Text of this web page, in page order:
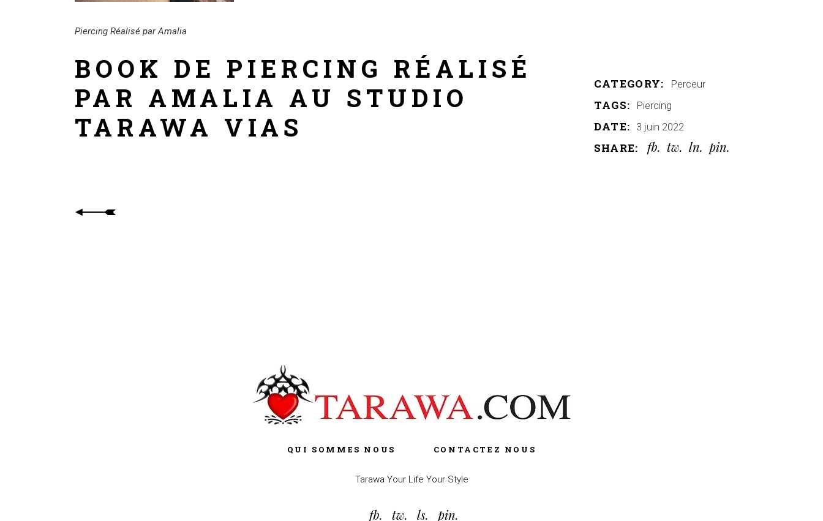
Piercing Réalisé par Amalia
BOOK DE PIERCING RÉALISÉ
PAR AMALIA AU STUDIO
TARAWA VIAS
CATEGORY: Perceur
TAGS: Piercing
DATE: 3 juin 2022
SHARE: fb tw ln pin
QUI SOMMES NOUS CONTACTEZ NOUS
Tarawa Your Life Your Style
fb. tw. ls. pin.